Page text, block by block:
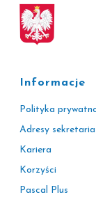
Informacje
Polityka
Adresy
Kariera
Korzyści
Pascal Plus